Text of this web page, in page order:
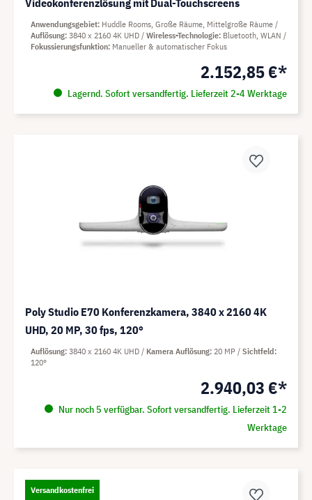
Videokonferenzlösung mit Dual-Touchscreens
2.152,85 €*
Lagernd. Sofort versandfertig. Lieferzeit 2-4 Werktage
Anwendungsgebiet Huddle Rooms, Große Räume, Mittelgroße Räume
Auflösung 3840 x 2160 4K UHD Wireless-Technologie Bluetooth, WLAN
Fokussierungsfunktion Manueller & automatischer Fokus
Poly Studio E70 Konferenzkamera, 3840 x 2160 4K
UHD, 20 MP, 30 fps, 120°
2.940,03 €*
Nur noch 5 verfügbar. Sofort versandfertig. Lieferzeit 1-2
Werktage
Auflösung 3840 x 2160 4K UHD Kamera Auflösung 20 MP
Sichtfeld
120°
Versandkostenfrei